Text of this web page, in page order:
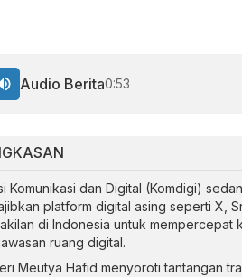
Komunikasi dan Digital (Komdigi)
platform digital asing seperti X,
di Indonesia untuk mempercepat
ruang digital.
Meutya Hafid menyoroti tantangan
Audio Berita0:53